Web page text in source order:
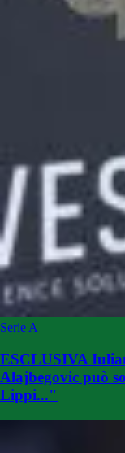
Serie A
ESCLUSIVA
Alajbegovic può
Lippi..."